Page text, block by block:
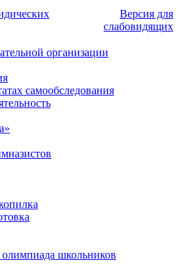
Версия для
слабовидящих
организации
самообследования
олимпиада школьников